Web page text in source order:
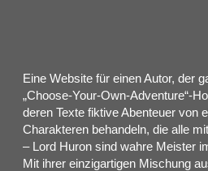
Eine Website für einen Autor, der
„Choose-Your-Own-Adventure“-
deren Texte fiktive Abenteuer von
Charakteren behandeln, die alle
– Lord Huron sind wahre Meister
Mit ihrer einzigartigen Mischung